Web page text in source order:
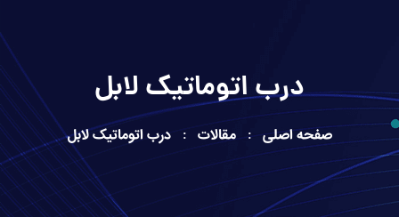
درب اتوماتیک لابل
صفحه اصلی مقالات درب اتوماتیک لابل